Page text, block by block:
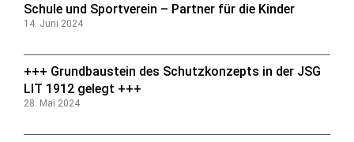
Schule und Sportverein – Partner für die Kinder
14. Juni 2024
+++ Grundbaustein des Schutzkonzepts in der JSG
LIT 1912 gelegt +++
28. Mai 2024